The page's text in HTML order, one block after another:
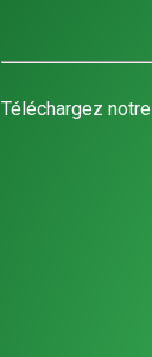
Téléchargez